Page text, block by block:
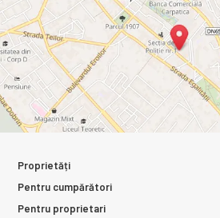
Proprietăți
Pentru cumpărători
Pentru proprietari